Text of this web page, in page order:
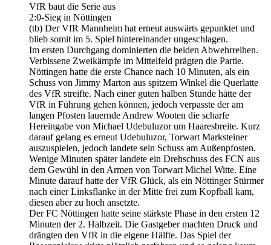
VfR baut die Serie aus
2:0-Sieg in Nöttingen
(tb) Der VfR Mannheim hat erneut auswärts gepunktet und
blieb somit im 5. Spiel hintereinander ungeschlagen.
Im ersten Durchgang dominierten die beiden Abwehrreihen.
Verbissene Zweikämpfe im Mittelfeld prägten die Partie.
Nöttingen hatte die erste Chance nach 10 Minuten, als ein
Schuss von Jimmy Marton aus spitzem Winkel die Querlatte
des VfR streifte. Nach einer guten halben Stunde hätte der
VfR in Führung gehen können, jedoch verpasste der am
langen Pfosten lauernde Andrew Wooten die scharfe
Hereingabe von Michael Udebuluzor um Haaresbreite. Kurz
darauf gelang es erneut Udebuluzor, Torwart Marksteiner
auszuspielen, jedoch landete sein Schuss am Außenpfosten.
Wenige Minuten später landete ein Drehschuss des FCN aus
dem Gewühl in den Armen von Torwart Michel Witte. Eine
Minute darauf hatte der VfR Glück, als ein Nöttinger Stürmer
nach einer Linksflanke in der Mitte frei zum Kopfball kam,
diesen aber zu hoch ansetzte.
Der FC Nöttingen hatte seine stärkste Phase in den ersten 12
Minuten der 2. Halbzeit. Die Gastgeber machten Druck und
drängten den VfR in die eigene Hälfte. Das Spiel der